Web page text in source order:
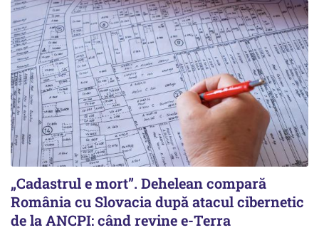
„Cadastrul e mort”. Dehelean compară
România cu Slovacia după atacul cibernetic
de la ANCPI: când revine e-Terra